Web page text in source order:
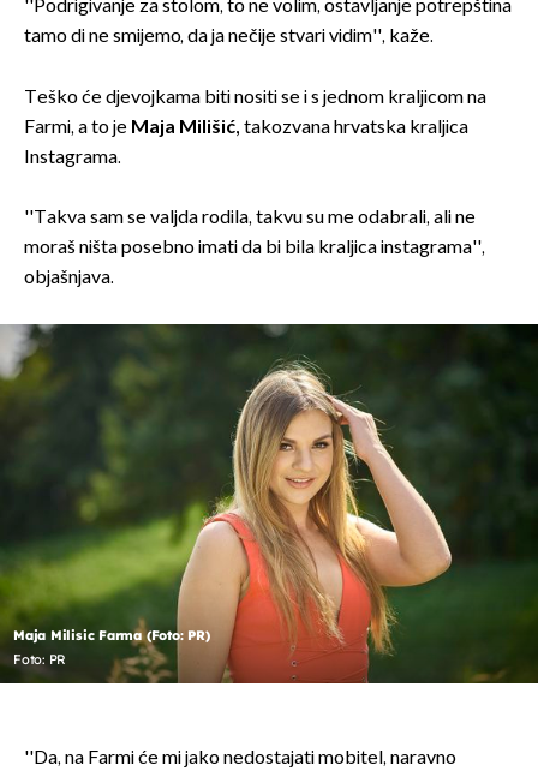
''Podrigivanje za stolom, to ne volim, ostavljanje potrepština
tamo di ne smijemo, da ja nečije stvari vidim'', kaže.
Teško će djevojkama biti nositi se i s jednom kraljicom na
Farmi, a to je Maja Milišić, takozvana hrvatska kraljica
Instagrama.
''Takva sam se valjda rodila, takvu su me odabrali, ali ne
moraš ništa posebno imati da bi bila kraljica instagrama'',
objašnjava.
Maja Milisic Farma (Foto: PR)
Foto: PR
''Da, na Farmi će mi jako nedostajati mobitel, naravno